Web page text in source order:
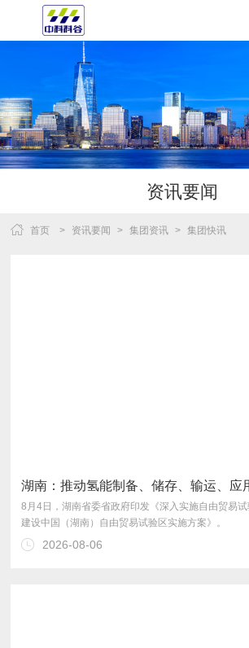
资讯要闻
首页 > 资讯要闻 > 集团资讯 > 集团快讯
建设中国（湖南）自由贸易试验区实施方案》。
2026-08-06